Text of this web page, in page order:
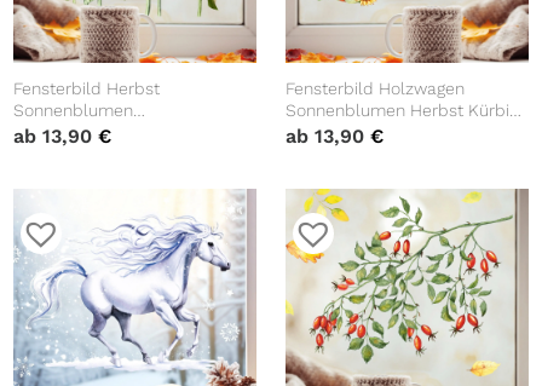
Fensterbild Herbst
Sonnenblumen
wiederverwendbare
ab13,90€
Fensterbild Holzwagen
Sonnenblumen Herbst Kürbis
wiederverwendbare
ab 13,90 €